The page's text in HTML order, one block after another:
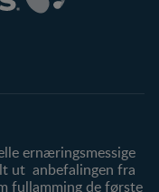
ernæringsmessige
ut anbefalingen fra
fullamming de første